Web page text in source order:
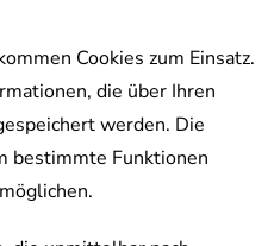
Cookies zum Einsatz.
die über Ihren
werden. Die
bestimmte Funktionen